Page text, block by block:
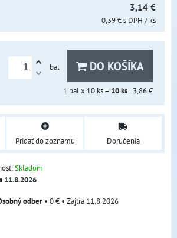
3,14 €
0,39 €s DPH / ks
bal DO KOŠÍKA
1 bal x 10 ks = 10ks 3,86 €
Pridať do zoznamu Doručenia
Skladom
11.8.2026
odber • 0 € • Zajtra 11.8.2026